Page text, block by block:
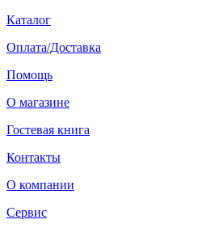
Каталог
Оплата/Доставка
Помощь
О магазине
Гостевая книга
Контакты
О компании
Сервис